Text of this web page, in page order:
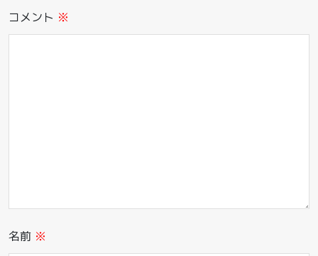
コメント ※
名前 ※